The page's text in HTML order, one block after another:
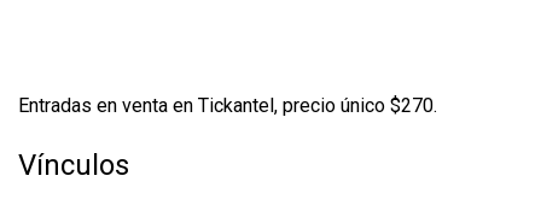
Entradas en venta en Tickantel, precio único $270.
Vínculos